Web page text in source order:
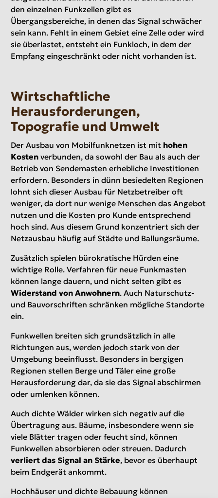
den einzelnen Funkzellen gibt es
Übergangsbereiche, in denen das Signal schwächer
sein kann. Fehlt in einem Gebiet eine Zelle oder wird
sie überlastet, entsteht ein Funkloch, in dem der
Empfang eingeschränkt oder nicht vorhanden ist.
Wirtschaftliche
Herausforderungen,
Topografie und Umwelt
Der Ausbau von Mobilfunknetzen ist mit hohen
Kosten verbunden, da sowohl der Bau als auch der
Betrieb von Sendemasten erhebliche Investitionen
erfordern. Besonders in dünn besiedelten Regionen
lohnt sich dieser Ausbau für Netzbetreiber oft
weniger, da dort nur wenige Menschen das Angebot
nutzen und die Kosten pro Kunde entsprechend
hoch sind. Aus diesem Grund konzentriert sich der
Netzausbau häufig auf Städte und Ballungsräume.
Zusätzlich spielen bürokratische Hürden eine
wichtige Rolle. Verfahren für neue Funkmasten
können lange dauern, und nicht selten gibt es
Widerstand von Anwohnern. Auch Naturschutz-
und Bauvorschriften schränken mögliche Standorte
ein.
Funkwellen breiten sich grundsätzlich in alle
Richtungen aus, werden jedoch stark von der
Umgebung beeinflusst. Besonders in bergigen
Regionen stellen Berge und Täler eine große
Herausforderung dar, da sie das Signal abschirmen
oder umlenken können.
Auch dichte Wälder wirken sich negativ auf die
Übertragung aus. Bäume, insbesondere wenn sie
viele Blätter tragen oder feucht sind, können
Funkwellen absorbieren oder streuen. Dadurch
verliert das Signal an Stärke, bevor es überhaupt
beim Endgerät ankommt.
Hochhäuser und dichte Bebauung können